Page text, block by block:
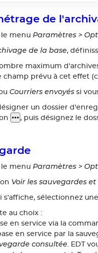
de
le menu Paramètres >
de la base,
maximum
champ prévu à cet effet
Courriers envoyéssi
un dossier
, puis désignez le
le menu Paramètres >
Voir les sauvegardes
s'affiche, sélectionnez
au choix :
en service via la
en service par la
consultée. EDT